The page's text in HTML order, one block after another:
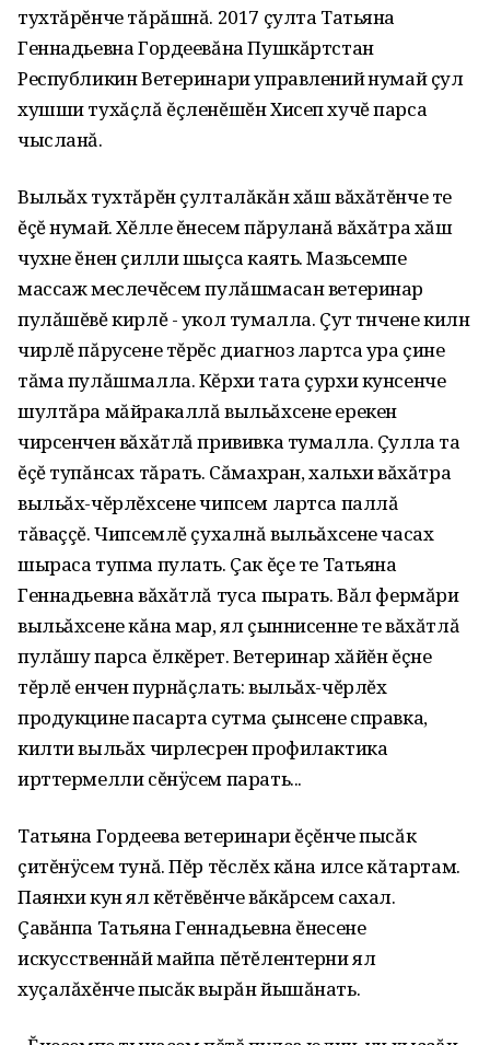
тухтăрĕнче тăрăшнă. 2017 çулта Татьяна
Геннадьевна Гордеевăна Пушкăртстан
Республикин Ветеринари управленийӗ нумай çул
хушши тухăçлă ĕçленĕшĕн Хисеп хучĕ парса
чысланă.
Выльăх тухтăрĕн çулталăкăн хăш вăхăтĕнче те
ĕçĕ нумай. Хĕлле ĕнесем пăруланă вăхăтра хăш
чухне ĕнен çилли шыçса каять. Мазьсемпе
массаж меслечĕсем пулăшмасан ветеринар
пулăшĕвĕ кирлĕ - укол тумалла. Çут тӗнчене килнӗ
чирлĕ пăрусене тĕрĕс диагноз лартса ура çине
тăма пулăшмалла. Кĕрхи тата çурхи кунсенче
шултăра мăйракаллă выльăхсене ерекен
чирсенчен вăхăтлă прививка тумалла. Çулла та
ĕçĕ тупăнсах тăрать. Сăмахран‚ хальхи вăхăтра
выльăх-чĕрлĕхсене чипсем лартса паллă
тăваççĕ. Чипсемлĕ çухалнă выльăхсене часах
шыраса тупма пулать. Çак ĕçе те Татьяна
Геннадьевна вăхăтлă туса пырать. Вăл фермăри
выльăхсене кăна мар‚ ял çыннисенне те вăхăтлă
пулăшу парса ĕлкĕрет. Ветеринар хăйĕн ĕçне
тĕрлĕ енчен пурнăçлать: выльăх-чĕрлĕх
продукцине пасарта сутма çынсене справка‚
килти выльăх чирлесрен профилактика
ирттермелли сĕнÿсем парать...
Татьяна Гордеева ветеринари ĕçĕнче пысăк
çитĕнÿсем тунă. Пĕр тĕслĕх кăна илсе кăтартам.
Паянхи кун ял кĕтĕвĕнче вăкăрсем сахал.
Çавăнпа Татьяна Геннадьевна ĕнесене
искусственнăй майпа пĕтĕлентерни ял
хуçалăхĕнче пысăк вырăн йышăнать.